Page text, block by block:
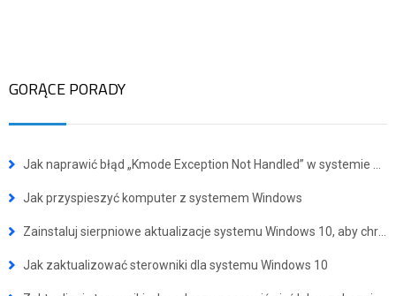
GORĄCE PORADY
Jak przyspieszyć komputer z systemem Windows
Jak zaktualizować sterowniki dla systemu Windows 10